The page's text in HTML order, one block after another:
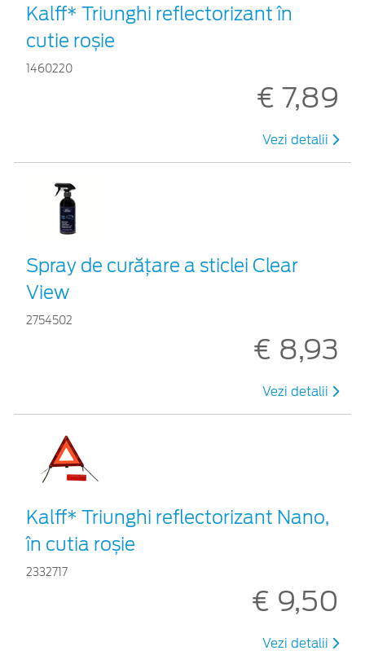
Kalff* Triunghi reflectorizant în
cutie roșie
1460220
€ 7,89
Vezi detalii
Spray de curățare a sticlei Clear
View
2754502
€ 8,93
Vezi detalii
Kalff* Triunghi reflectorizant Nano,
în cutia roșie
2332717
€ 9,50
Vezi detalii